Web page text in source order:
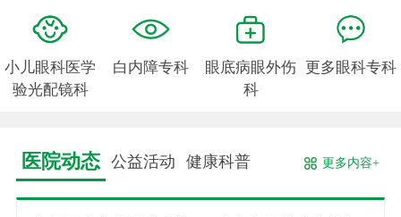
小儿眼科医学
验光配镜科
白内障专科
眼底病眼外伤
科
更多眼科专科
医院动态 公益活动 健康科普 更多内容+